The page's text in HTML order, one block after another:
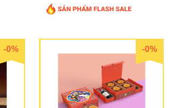
-0% -0%